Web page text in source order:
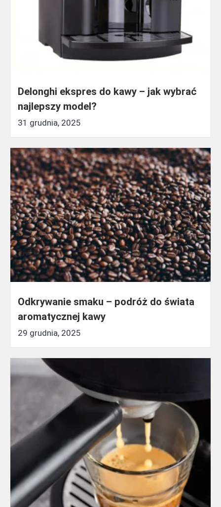
Delonghi ekspres do kawy – jak wybrać
najlepszy model?
31 grudnia, 2025
Odkrywanie smaku – podróż do świata
aromatycznej kawy
29 grudnia, 2025